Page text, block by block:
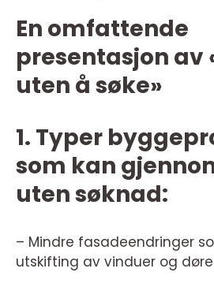
En omfattende
presentasjon av
uten å søke»
1. Typer
som kan
uten søknad:
– Mindre fasadeendringer
utskifting av vinduer og